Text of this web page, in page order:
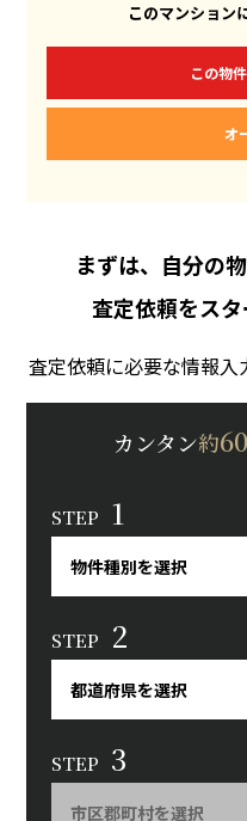
このマンション
この物
オ
まずは、自分の
査定依頼をス
査定依頼に必要な情報入
カンタン約
STEP 1
STEP 2
STEP 3